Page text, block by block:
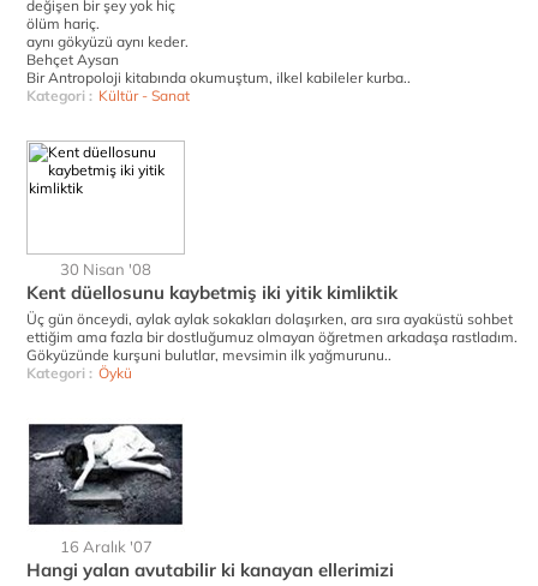
değişen bir şey yok hiç
ölüm hariç.
aynı gökyüzü aynı keder.
Behçet Aysan
Bir Antropoloji kitabında okumuştum, ilkel kabileler kurba..
Kategori : Kültür - Sanat
30 Nisan '08
Kent düellosunu kaybetmiş iki yitik kimliktik
Üç gün önceydi, aylak aylak sokakları dolaşırken, ara sıra ayaküstü sohbet
ettiğim ama fazla bir dostluğumuz olmayan öğretmen arkadaşa rastladım.
Gökyüzünde kurşuni bulutlar, mevsimin ilk yağmurunu..
Kategori : Öykü
16 Aralık '07
Hangi yalan avutabilir ki kanayan ellerimizi